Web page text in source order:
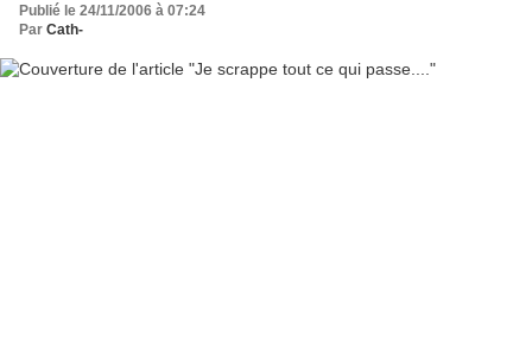
Publié le 24/11/2006 à 07:24
Par Cath-